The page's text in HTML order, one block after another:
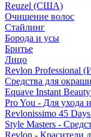
Reuzel (США)
Очищение волос
Стайлинг
Борода и усы
Бритье
Лицо
Revlon Professional
Средства для
Equave Instant
Pro You - Для ухода
Revlonissimo 45
Style Masters -
Revlon - Красители